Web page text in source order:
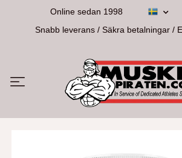
Online sedan 1998
Snabb leverans / Säkra betalningar /